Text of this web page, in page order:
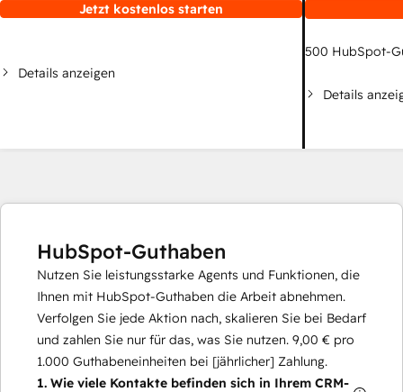
Jetzt kostenlos starten
Details anzeigen
500 HubSpot-
Details
HubSpot-Guthaben
Nutzen Sie leistungsstarke Agents und Funktionen, die
Ihnen mit HubSpot-Guthaben die Arbeit abnehmen.
Verfolgen Sie jede Aktion nach, skalieren Sie bei Bedarf
und zahlen Sie nur für das, was Sie nutzen. 9,00 € pro
1.000 Guthabeneinheiten bei [jährlicher] Zahlung.
1. Wie viele Kontakte befinden sich in Ihrem CRM-